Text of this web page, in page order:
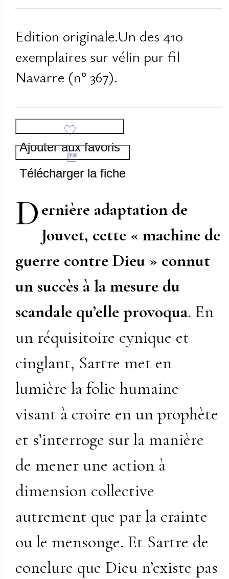
Edition originale.Un des 410
exemplaires sur vélin pur fil
Navarre (n° 367).
Ajouter aux favoris
Télécharger la fiche
Dernière adaptation de
Jouvet, cette « machine de
guerre contre Dieu » connut
un succès à la mesure du
scandale qu’elle provoqua. En
un réquisitoire cynique et
cinglant, Sartre met en
lumière la folie humaine
visant à croire en un prophète
et s’interroge sur la manière
de mener une action à
dimension collective
autrement que par la crainte
ou le mensonge. Et Sartre de
conclure que Dieu n’existe pas